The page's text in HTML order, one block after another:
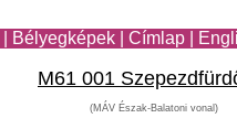
Bélyegképek Címlap
M61 001
(MÁV Észak-Balatoni vonal)